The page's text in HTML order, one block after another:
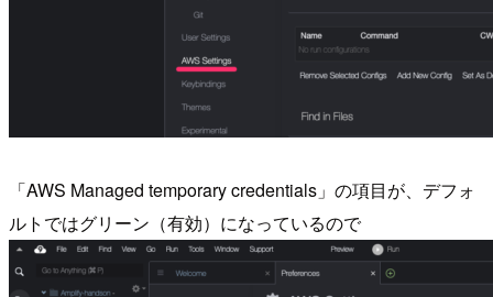
「AWS Managed temporary credentials」の項目が、デフォ
ルトではグリーン（有効）になっているので